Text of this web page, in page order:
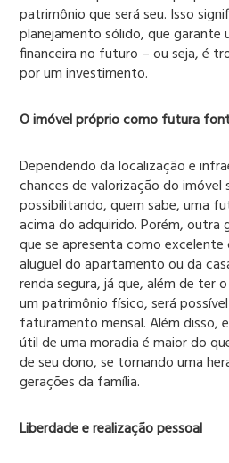
patrimônio que será seu. Isso
planejamento sólido, que garante
financeira no futuro – ou seja, é
por um investimento.
O imóvel próprio como futura
Dependendo da localização e
chances de valorização do imóvel
possibilitando, quem sabe, uma
acima do adquirido. Porém, outra
que se apresenta como
aluguel do apartamento ou da
renda segura, já que, além de ter
um patrimônio físico, será
faturamento mensal. Além disso,
útil de uma moradia é maior do
de seu dono, se tornando uma
gerações da família.
Liberdade e realização pessoal